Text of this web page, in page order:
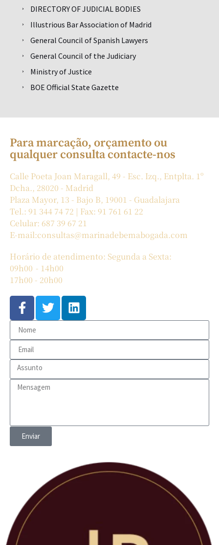
DIRECTORY OF JUDICIAL BODIES
Illustrious Bar Association of Madrid
General Council of Spanish Lawyers
General Council of the Judiciary
Ministry of Justice
BOE Official State Gazette
Para marcação, orçamento ou
qualquer consulta contacte-nos
Calle Poeta Joan Maragall, 49 - Esc. Izq., Entplta. 1º
Dcha., 28020 - Madrid
Plaza Mayor, 13 - Bajo B, 19001 - Guadalajara
Tel.: 91 344 74 72 | Fax: 91 761 61 22
Celular: 687 39 67 21
E-mail:consultas@marinadebemabogada.com
Horário de atendimento: Segunda a Sexta:
09h00 - 14h00
17h00 - 20h00
Enviar